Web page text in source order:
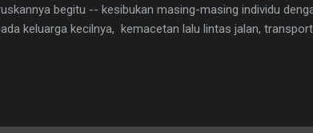
begitu -- kesibukan masing-masing individu
keluarga kecilnya, kemacetan lalu lintas jalan,